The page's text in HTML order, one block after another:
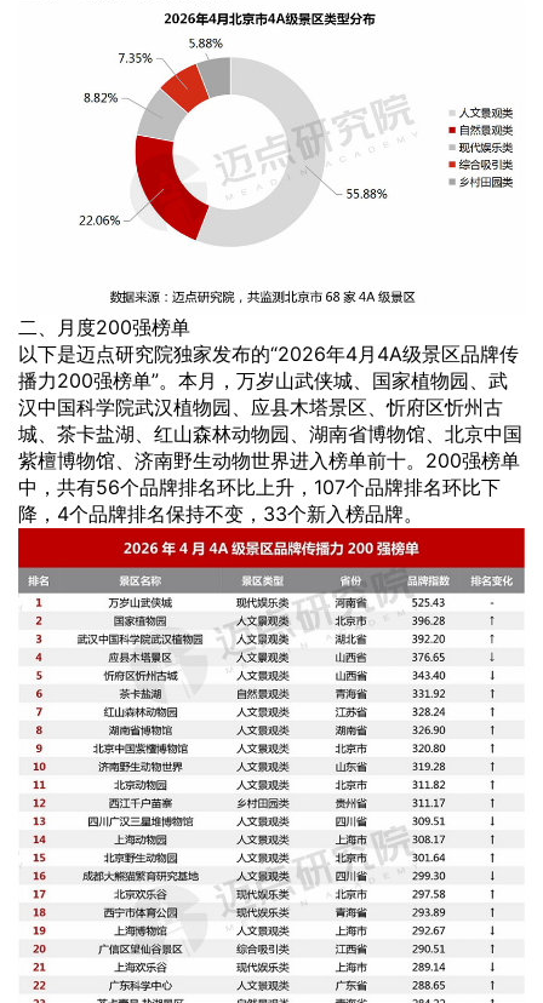
二、月度200强榜单
以下是迈点研究院独家发布的“2026年4月4A级景区品牌传
播力200强榜单”。本月，万岁山武侠城、国家植物园、武
汉中国科学院武汉植物园、应县木塔景区、忻府区忻州古
城、茶卡盐湖、红山森林动物园、湖南省博物馆、北京中国
紫檀博物馆、济南野生动物世界进入榜单前十。200强榜单
中，共有56个品牌排名环比上升，107个品牌排名环比下
降，4个品牌排名保持不变，33个新入榜品牌。